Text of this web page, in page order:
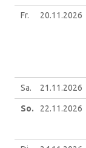
Fr. 20.11.2026
Sa. 21.11.2026
So. 22.11.2026